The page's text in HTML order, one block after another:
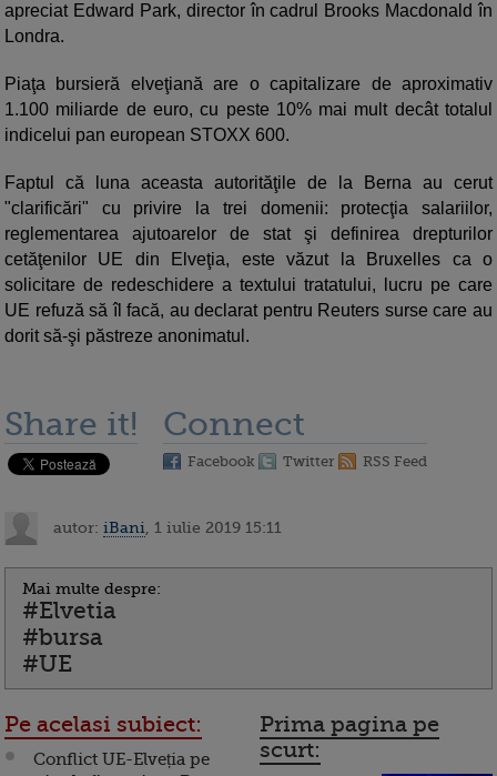
apreciat Edward Park, director în cadrul Brooks Macdonald în
Londra.
Piaţa bursieră elveţiană are o capitalizare de aproximativ
1.100 miliarde de euro, cu peste 10% mai mult decât totalul
indicelui pan european STOXX 600.
Faptul că luna aceasta autorităţile de la Berna au cerut
"clarificări" cu privire la trei domenii: protecţia salariilor,
reglementarea ajutoarelor de stat şi definirea drepturilor
cetăţenilor UE din Elveţia, este văzut la Bruxelles ca o
solicitare de redeschidere a textului tratatului, lucru pe care
UE refuză să îl facă, au declarat pentru Reuters surse care au
dorit să-şi păstreze anonimatul.
Share it! Connect
Facebook Twitter RSS Feed
autor: iBani , 1 iulie 2019 15:11
Mai multe despre:
#Elvetia
#bursa
#UE
Pe acelasi subiect:
Conflict UE-Elveția pe
Prima pagina pe
scurt: